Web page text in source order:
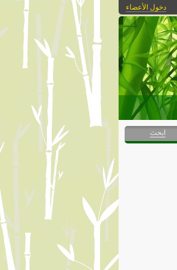
دخول الأعضاء
ابحث